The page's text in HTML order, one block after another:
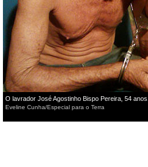
O lavrador José Agostinho Bispo Pereira, 54 anos.
Eveline Cunha/Especial para o Terra